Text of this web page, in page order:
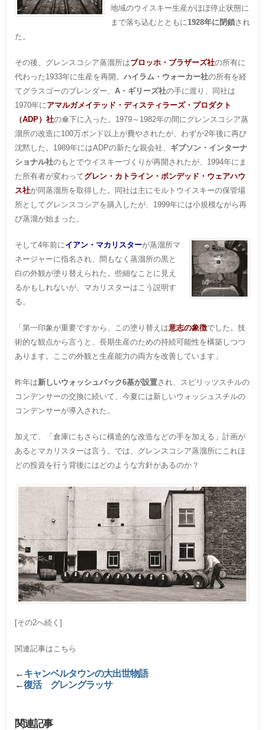
地域のウイスキー生産がほぼ停止状態に
まで落ち込むとともに1928年に閉鎖され
た。
その後、グレンスコシア蒸溜所はブロッホ・ブラザーズ社の所有に
代わった1933年に生産を再開。 ハイラム・ウォーカー社の所有を経
てグラスゴーのブレンダー、 A・ギリーズ社の手に渡り、同社は
1970年にアマルガメイテッド・ディスティラーズ・プロダクト
（ADP）社の傘下に入った。1979～1982年の間にグレンスコシア蒸
溜所の改造に100万ポンド以上が費やされたが、わずか2年後に再び
沈黙した。1989年にはADPの新たな親会社、 ギブソン・インターナ
ショナル社のもとでウイスキーづくりが再開されたが、1994年にま
た所有者が変わってグレン・カトライン・ボンデッド・ウェアハウ
ス社が同蒸溜所を取得した。同社は主にモルトウイスキーの保管場
所としてグレンスコシアを購入したが、1999年には小規模ながら再
び蒸溜が始まった。
そして4年前にイアン・マカリスターが蒸溜所マ
ネージャーに指名され、間もなく蒸溜所の黒と
白の外観が塗り替えられた。些細なことに見え
るかもしれないが、マカリスターはこう説明す
る。
「第一印象が重要ですから、この塗り替えは意志の象徴でした。技
術的な観点から言うと、長期生産のための持続可能性を構築しつつ
あります。ここの外観と生産能力の両方を改善しています」
昨年は新しいウォッシュバック6基が設置され、スピリッツスチルの
コンデンサーの交換に続いて、今夏には新しいウォッシュスチルの
コンデンサーが導入された。
加えて、「倉庫にもさらに構造的な改造などの手を加える」計画が
あるとマカリスターは言う。では、グレンスコシア蒸溜所にこれほ
どの投資を行う背後にはどのような方針があるのか？
[その2へ続く]
関連記事はこちら
←キャンベルタウンの大出世物語
←復活 グレングラッサ
関連記事